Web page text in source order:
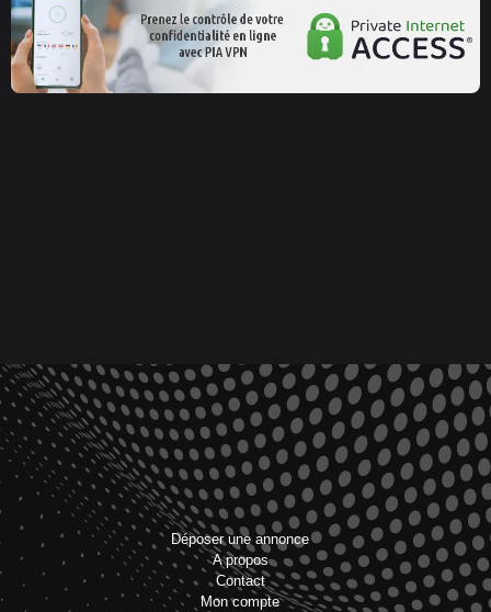
Déposer une annonce
A propos
Contact
Mon compte